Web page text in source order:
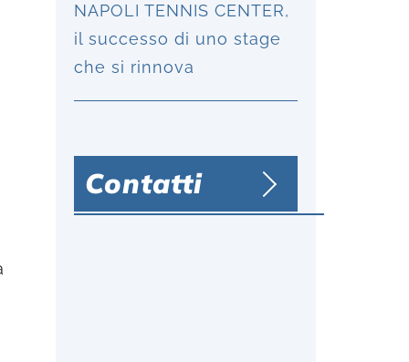
NAPOLI TENNIS CENTER,
il successo di uno stage
che si rinnova
Contatti